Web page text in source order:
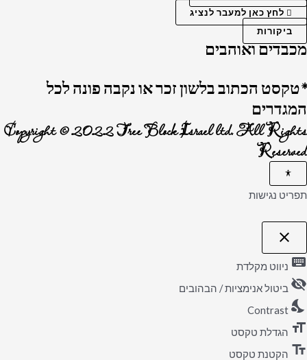
לחץ כאן למעבר לנציג
ביקורות
מכבדים ואוהבים
*טקסט הכתוב בלשון זכר או נקבה פונה לכל
המגדרים
Copyright © 2022 Tree Block Israel ltd. All Rights
Reserved
תפריט נגישות
close
פתיחה
של
הנגישות
keyboard ניווט מקלדת
visibility_off ביטול אנימציות / הבהובים
nights_stay
Contrast
format_size הגדלת טקסט
text_fields הקטנת טקסט